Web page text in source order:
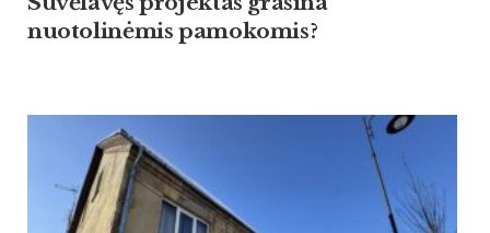
nuotolinėmis pamokomis?